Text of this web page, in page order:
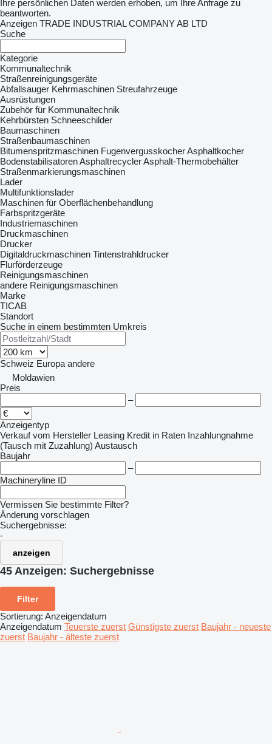
Ihre persönlichen Daten werden erhoben, um Ihre Anfrage zu
beantworten.
Anzeigen TRADE INDUSTRIAL COMPANY AB LTD
Suche
Kategorie
Kommunaltechnik
Straßenreinigungsgeräte
Abfallsauger Kehrmaschinen Streufahrzeuge
Ausrüstungen
Zubehör für Kommunaltechnik
Kehrbürsten Schneeschilder
Baumaschinen
Straßenbaumaschinen
Bitumenspritzmaschinen FugenvergusskocherAsphaltkocher
BodenstabilisatorenAsphaltrecyclerAsphalt-Thermobehälter
Straßenmarkierungsmaschinen
Lader
Multifunktionslader
Maschinen für Oberflächenbehandlung
Farbspritzgeräte
Industriemaschinen
Druckmaschinen
Drucker
Digitaldruckmaschinen Tintenstrahldrucker
Flurförderzeuge
Reinigungsmaschinen
andere Reinigungsmaschinen
Marke
TICAB
Standort
Suche in einem bestimmten Umkreis
Schweiz Europa andere
Moldawien
Preis
–
Anzeigentyp
Verkauf vom Hersteller Leasing Kredit in Raten Inzahlungnahme
(Tausch mit Zuzahlung) Austausch
Baujahr
–
Machineryline ID
Vermissen Sie bestimmte Filter?
Änderung vorschlagen
Suchergebnisse:
-
anzeigen
45 Anzeigen: Suchergebnisse
Filter
Sortierung: Anzeigendatum
Anzeigendatum Teuerste zuerst Günstigste zuerst Baujahr - neueste
zuerst Baujahr - älteste zuerst